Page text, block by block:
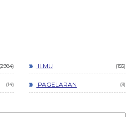
2984 ILMU 155
14 PAGELARAN 3